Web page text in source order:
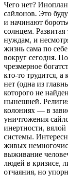
Чего нет?
сайлонов. Это
и начинают
солнцем.
нуждам, и
жизнь сама по
вокруг сегодня.
чрезмерное
кто-то трудится,
нет (одна из
которого не
нынешней.
колониях — в
уничтожения
инертности,
системы.
живых
выживание
людей в кризисе,
отчаяния, но